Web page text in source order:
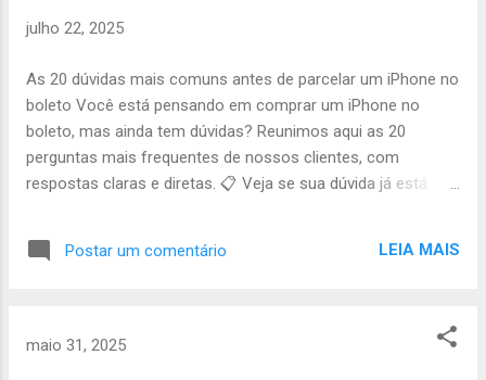
Recomendado para quem quer economizar e ainda assim
completo: iPhone seminovo: vale a pena? 💸 Comparativo
prático Critério Novo Seminovo Preço Mais alto Mais
acessível Garantia ...
julho 22, 2025
As 20 dúvidas mais comuns antes de parcelar um iPhone no
boleto Você está pensando em comprar um iPhone no
boleto, mas ainda tem dúvidas? Reunimos aqui as 20
perguntas mais frequentes de nossos clientes, com
respostas claras e diretas. 📋 Veja se sua dúvida já está
produto é original e novo? Em quantas vezes posso
parcelar? Preciso pagar algo antes de ser aprovado? Como
necessário comprovante de renda? Recebo nota fiscal do
Postar um comentário LEIA MAIS
maio 31, 2025